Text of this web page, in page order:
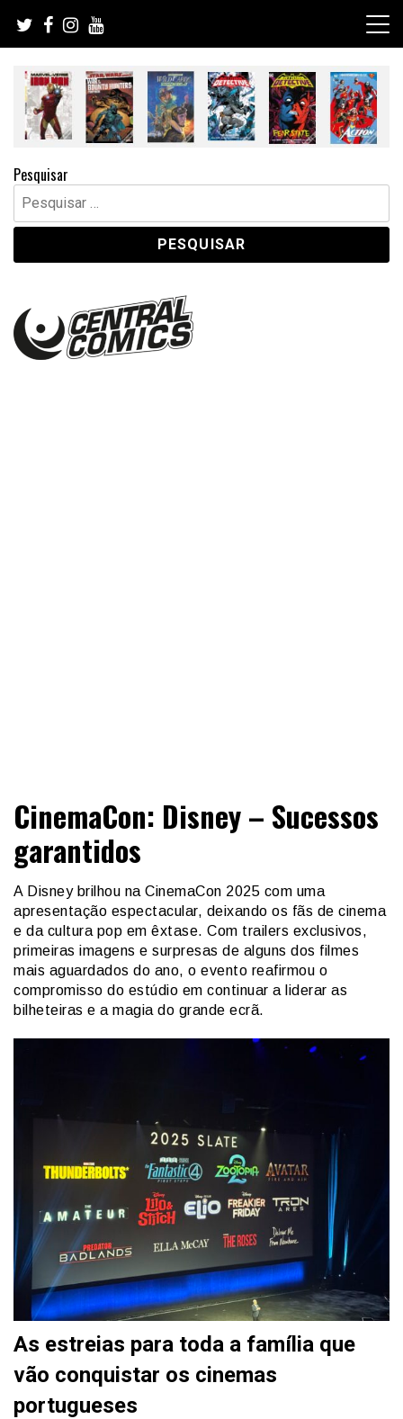
content
Pesquisar
Pesquisar
por:
Central Comics
CinemaCon: Disney – Sucessos
garantidos
A Disney brilhou na CinemaCon 2025 com uma
apresentação espectacular, deixando os fãs de cinema
e da cultura pop em êxtase. Com trailers exclusivos,
primeiras imagens e surpresas de alguns dos filmes
mais aguardados do ano, o evento reafirmou o
compromisso do estúdio em continuar a liderar as
bilheteiras e a magia do grande ecrã.
As estreias para toda a família que
vão conquistar os cinemas
portugueses